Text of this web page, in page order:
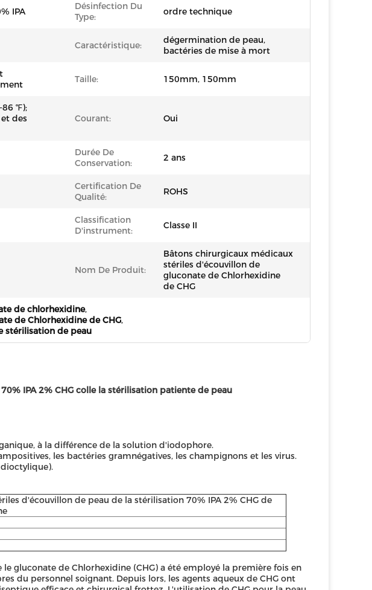
IPA
Désinfection Du
Type:
ordre technique
Caractéristique:
dégermination de peau,
bactéries de mise à mort
Taille: 150mm, 150mm
86 ℉);
des
Courant: Oui
Durée De
Conservation:
2 ans
Certification De
Qualité:
ROHS
Classification
D'instrument:
Classe II
Nom De Produit:
Bâtons chirurgicaux médicaux
stériles d'écouvillon de
gluconate de Chlorhexidine
de CHG
de chlorhexidine,
de Chlorhexidine de CHG,
stérilisation de peau
IPA 2% CHG colle la stérilisation patiente de peau
à la différence de la solution d'iodophore.
les bactéries gramnégatives, les champignons et les virus.
d'écouvillon de peau de la stérilisation 70% IPA 2% CHG de
le gluconate de Chlorhexidine (CHG) a été employé la première fois en
du personnel soignant. Depuis lors, les agents aqueux de CHG ont